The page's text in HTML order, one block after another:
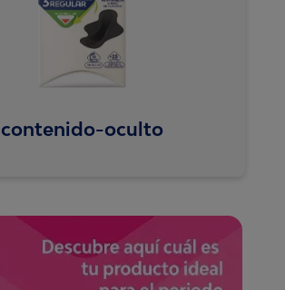
contenido-oculto